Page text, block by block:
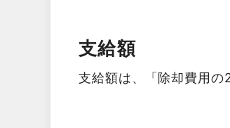
支給額
支給額は、「除却費用の